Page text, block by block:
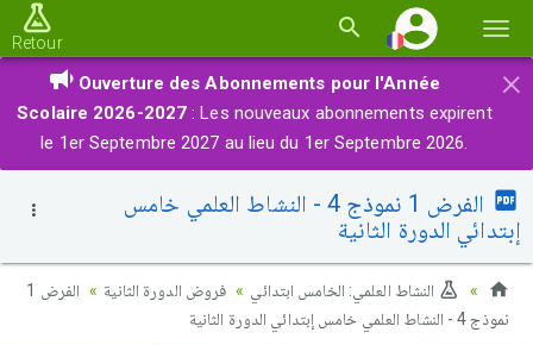
la
Retour
×
Ouverture des Abonnements pour l'Année
Scolaire 2026-2027 : Les nouveaux abonnements expirent
le 1er Septembre 2027 au lieu du 1er Septembre 2026.
الفرض 1 نموذج 4 - النشاط العلمي خامس
إبتدائي الدورة الثانية
النشاط العلمي: الخامس ابتدائي فروض الدورة الثانية
الفرض 1
نموذج 4 - النشاط العلمي خامس إبتدائي الدورة الثانية